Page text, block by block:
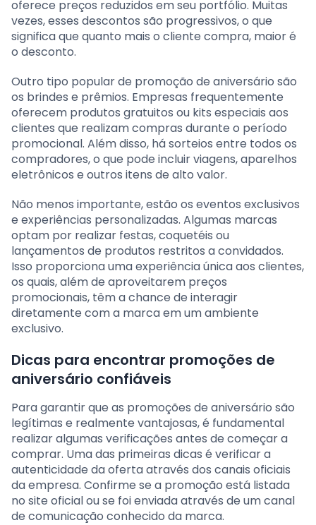
oferece preços reduzidos em seu portfólio. Muitas
vezes, esses descontos são progressivos, o que
significa que quanto mais o cliente compra, maior é
o desconto.
Outro tipo popular de promoção de aniversário são
os brindes e prêmios. Empresas frequentemente
oferecem produtos gratuitos ou kits especiais aos
clientes que realizam compras durante o período
promocional. Além disso, há sorteios entre todos os
compradores, o que pode incluir viagens, aparelhos
eletrônicos e outros itens de alto valor.
Não menos importante, estão os eventos exclusivos
e experiências personalizadas. Algumas marcas
optam por realizar festas, coquetéis ou
lançamentos de produtos restritos a convidados.
Isso proporciona uma experiência única aos clientes,
os quais, além de aproveitarem preços
promocionais, têm a chance de interagir
diretamente com a marca em um ambiente
exclusivo.
Dicas para encontrar promoções de
aniversário confiáveis
Para garantir que as promoções de aniversário são
legítimas e realmente vantajosas, é fundamental
realizar algumas verificações antes de começar a
comprar. Uma das primeiras dicas é verificar a
autenticidade da oferta através dos canais oficiais
da empresa. Confirme se a promoção está listada
no site oficial ou se foi enviada através de um canal
de comunicação conhecido da marca.